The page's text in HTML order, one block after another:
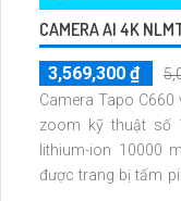
CAMERA AI 4K
3,569,300 ₫
Camera Tapo C660
zoom kỹ thuật số
lithium-ion 10000
được trang bị tấm